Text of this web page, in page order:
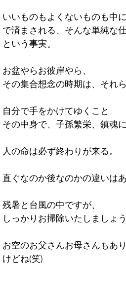
いいものもよくないものも中
で済まされる、そんな単純な
という事実。
お盆やらお彼岸やら、
その集合想念の時期は、それ
自分で手をかけてゆくこと
その中身で、子孫繁栄、鎮魂
人の命は必ず終わりが来る。
直ぐなのか後なのかの違いは
残暑と台風の中ですが、
しっかりお掃除いたしましょう
お空のお父さんお母さんもあ
けどね(笑)